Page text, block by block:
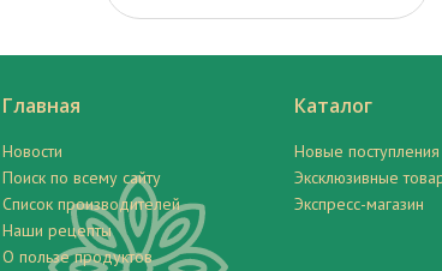
Главная
Новости
Поиск по всему сайту
Список производителей
Наши рецепты
О пользе продуктов
Каталог
Новые поступления
Эксклюзивные
Экспресс-магазин